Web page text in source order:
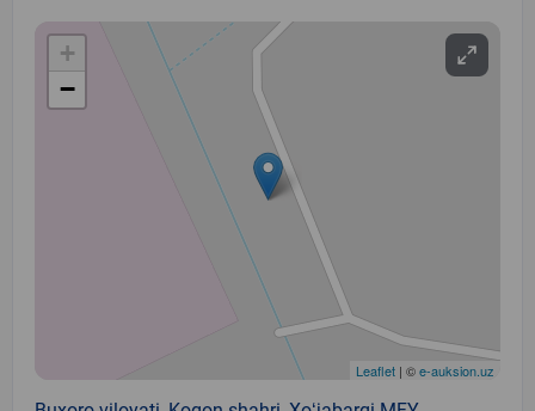
+
−
Leaflet | ©e-auksion.uz